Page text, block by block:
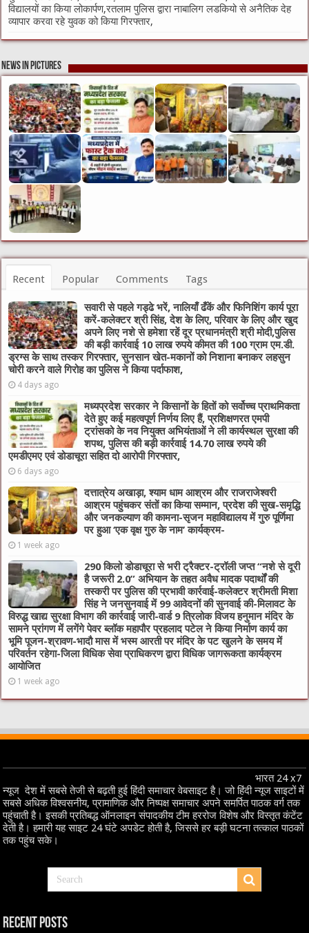
विद्यालयों का किया लोकार्पण,रतलाम पुलिस द्वारा नाबालिग लडकियो से अनैतिक देह
व्यापार करवा रहे युवक को किया गिरफ्तार,
News in Pictures
Recent Popular Comments Tags
सवारी से पहले गड्ढे भरें, नालियाँ ढँकें और फिनिशिंग कार्य पूरा
करें-कलेक्टर श्री सिंह, देश के लिए, परिवार के लिए और खुद
अपने लिए नशे से हमेशा रहें दूर प्रधानमंत्री श्री मोदी,पुलिस
की बड़ी कार्रवाई 10 लाख रुपये कीमत की 100 ग्राम एम.डी.
ड्रग्स के साथ तस्कर गिरफ्तार, सुनसान खेत-मकानों को निशाना बनाकर लहसुन
चोरी करने वाले गिरोह का पुलिस ने किया पर्दाफाश,
4 days ago
मध्यप्रदेश सरकार ने किसानों के हितों को सर्वोच्च प्राथमिकता
देते हुए कई महत्वपूर्ण निर्णय लिए हैं, प्रशिक्षणरत एमपी
ट्रांसको के नव नियुक्त अभियंताओं ने ली कार्यस्थल सुरक्षा की
शपथ, पुलिस की बड़ी कार्रवाई 14.70 लाख रुपये की
एमडीएमए एवं डोडाचूरा सहित दो आरोपी गिरफ्तार,
6 days ago
दत्तात्रेय अखाड़ा, श्याम धाम आश्रम और राजराजेश्वरी
आश्रम पहुंचकर संतों का किया सम्मान, प्रदेश की सुख-समृद्धि
और जनकल्याण की कामना-सृजन महाविद्यालय में गुरु पूर्णिमा
पर हुआ ‘एक वृक्ष गुरु के नाम’ कार्यक्रम-
1 week ago
290 किलो डोडाचूरा से भरी ट्रैक्टर-ट्रॉली जप्त “नशे से दूरी
है जरूरी 2.0” अभियान के तहत अवैध मादक पदार्थों की
तस्करी पर पुलिस की प्रभावी कार्रवाई-कलेक्टर श्रीमती मिशा
सिंह ने जनसुनवाई में 99 आवेदनों की सुनवाई की-मिलावट के
विरुद्ध खाद्य सुरक्षा विभाग की कार्रवाई जारी-वार्ड 9 त्रिलोक विजय हनुमान मंदिर के
सामने प्रांगण में लगेंगे पेवर ब्लॉक महापौर प्रहलाद पटेल ने किया निर्माण कार्य का
भूमि पूजन-श्रावण-भादौ मास में भस्म आरती पर मंदिर के पट खुलने के समय में
परिवर्तन रहेगा-जिला विधिक सेवा प्राधिकरण द्वारा विधिक जागरूकता कार्यक्रम
आयोजित
1 week ago
भारत 24 x7
न्यूज देश में सबसे तेजी से बढ़ती हुई हिंदी समाचार वेबसाइट है। जो हिंदी न्यूज साइटों में
सबसे अधिक विश्वसनीय, प्रामाणिक और निष्पक्ष समाचार अपने समर्पित पाठक वर्ग तक
पहुंचाती है। इसकी प्रतिबद्ध ऑनलाइन संपादकीय टीम हररोज विशेष और विस्तृत कंटेंट
देती है। हमारी यह साइट 24 घंटे अपडेट होती है, जिससे हर बड़ी घटना तत्काल पाठकों
तक पहुंच सके।
Recent Posts